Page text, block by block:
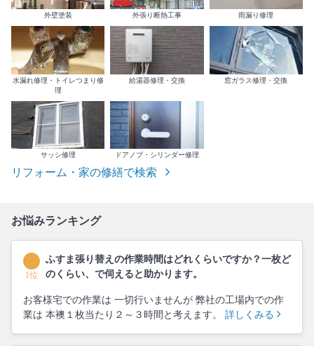
外壁塗装 外張り断熱工事 雨漏り修理
水漏れ修理・トイレつまり修
理
給湯器修理・交換 窓ガラス修理・交換
サッシ修理 ドアノブ・シリンダー修理
リフォーム・家の修繕で検索
お悩みランキング
1位
ふすま張り替えの作業時間はどれくらいですか？一枚ど
のくらい、で伺えると助かります。
お客様宅での作業は 一切行いませんが 弊社の工場内での作
業は 本襖１枚当たり２～３時間と考えます。 詳しくみる